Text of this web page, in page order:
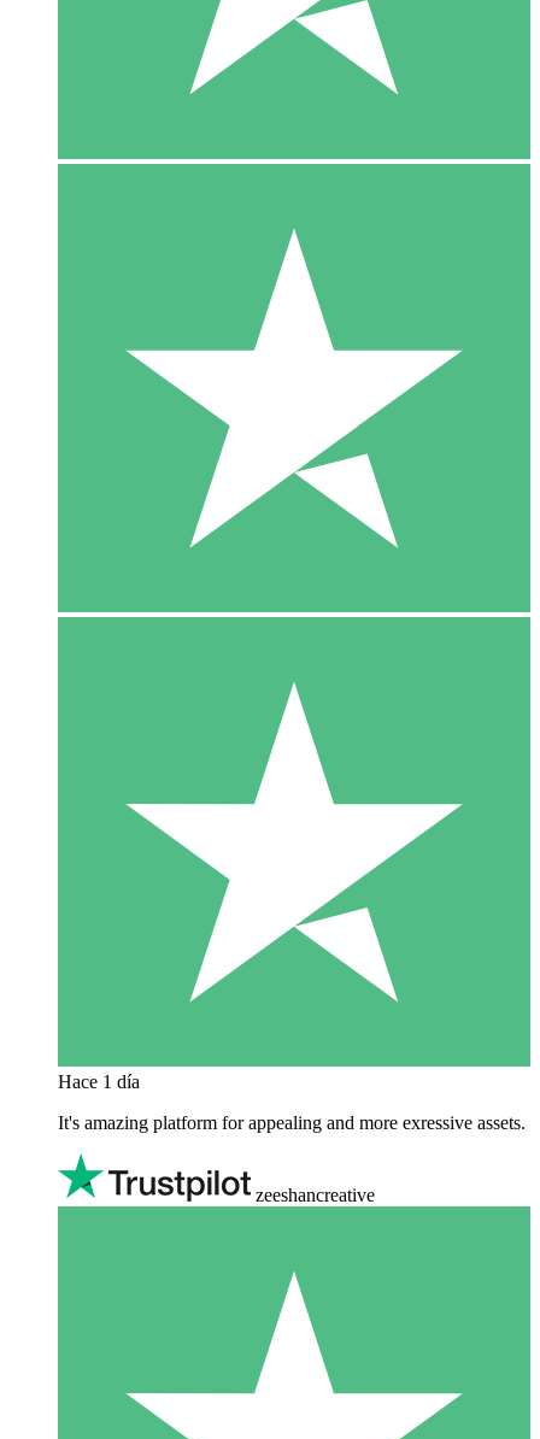
Hace 1 día
It's amazing platform for appealing and more exressive assets.
zeeshancreative